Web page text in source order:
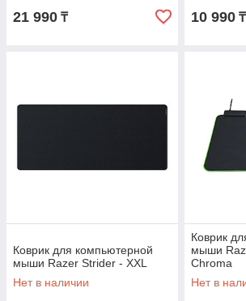
21 990 ₸ 10 990 ₸
Коврик для компьютерной
мыши Razer Strider - XXL
Нет в наличии
Коврик
мыши
Chroma
Нет в